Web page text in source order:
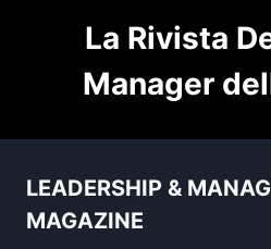
La Rivista
Manager
LEADERSHIP &
MAGAZINE